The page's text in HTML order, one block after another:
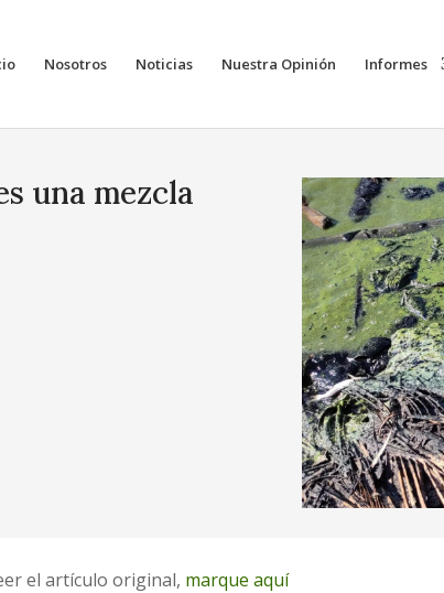
Nosotros Noticias Nuestra Opinión Informes
una mezcla
el artículo original, marque aquí